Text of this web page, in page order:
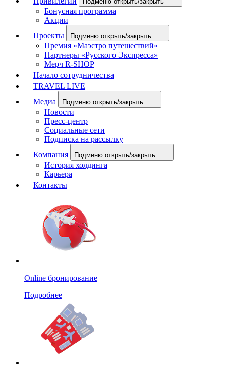
Бонусная программа
Акции
Проекты
Подменю открыть/закрыть
Премия «Маэстро путешествий»
Партнеры «Русского Экспресса»
Мерч R-SHOP
Начало сотрудничества
TRAVEL LIVE
Медиа
Подменю открыть/закрыть
Новости
Пресс-центр
Социальные сети
Подписка на рассылку
Компания
Подменю открыть/закрыть
История холдинга
Карьера
Контакты
Online бронирование
Подробнее